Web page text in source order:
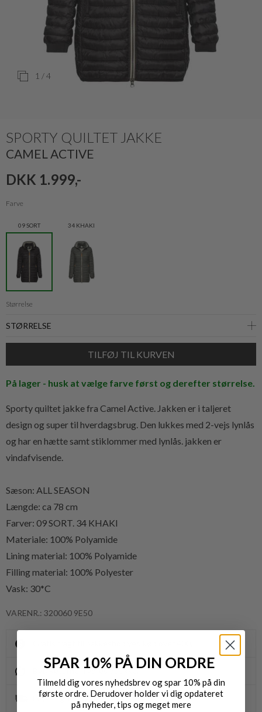
1 / 4
SPORTY QUILTET JAKKE
CAMEL ACTIVE
DKK 1.999,-
Farve
09 SORT 34 KHAKI
Størrelse
På lager - husk at vælge farve først og derefter størrelse.
Sporty quiltet jakke fra Camel Active. Jakken er i taljeret
design og super til hverdagsbrug. Den lukkes med 2-vejs lynlås
og har en hætte samt stiklommer med lynlås. jakken er
vindafvisende.
Sæson: ALL SEASON
Længde: ca 78 cm
Farver: 09 SORT. 34 KHAKI
Materiale: 100% Polyamide
Lining material: 100% Polyamide
Filling material: 100% Polyester
Vask: 30*C
VARENR.: 320060 9E50
Byt/Returnér i vores butikker
Levering 1-3 dage
SPAR 10% PÅ DIN ORDRE
Tilmeld dig vores nyhedsbrev og spar 10% på din
første ordre. Derudover holder vi dig opdateret
på nyheder, tips og meget mere